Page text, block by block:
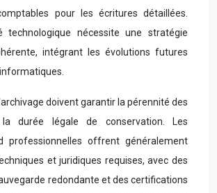
pour les écritures détaillées.
technologique nécessite une stratégie
intégrant les évolutions futures
doivent garantir la pérennité des
durée légale de conservation. Les
professionnelles offrent généralement
et juridiques requises, avec des
redondante et des certifications